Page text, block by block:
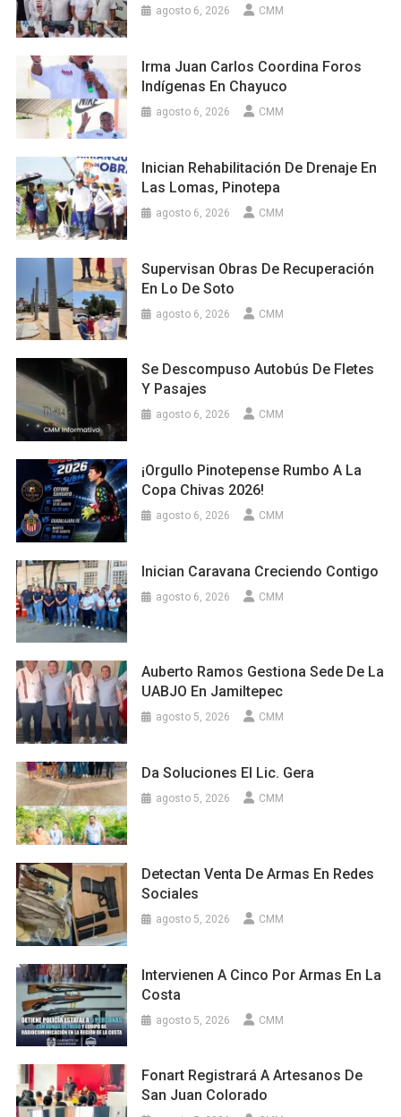
agosto 6, 2026 CMM
Irma Juan Carlos Coordina Foros
Indígenas En Chayuco
agosto 6, 2026 CMM
Inician Rehabilitación De Drenaje En
Las Lomas, Pinotepa
agosto 6, 2026 CMM
Supervisan Obras De Recuperación
En Lo De Soto
agosto 6, 2026 CMM
Se Descompuso Autobús De Fletes
Y Pasajes
agosto 6, 2026 CMM
¡Orgullo Pinotepense Rumbo A La
Copa Chivas 2026!
agosto 6, 2026 CMM
Inician Caravana Creciendo Contigo
agosto 6, 2026 CMM
Auberto Ramos Gestiona Sede De La
UABJO En Jamiltepec
agosto 5, 2026 CMM
Da Soluciones El Lic. Gera
agosto 5, 2026 CMM
Detectan Venta De Armas En Redes
Sociales
agosto 5, 2026 CMM
Intervienen A Cinco Por Armas En La
Costa
agosto 5, 2026 CMM
Fonart Registrará A Artesanos De
San Juan Colorado